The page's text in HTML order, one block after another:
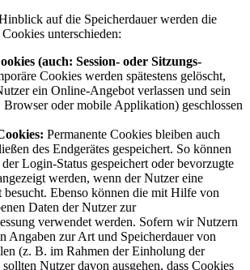
auf die Speicherdauer werden die
unterschieden:
(auch: Session- oder Sitzungs-
Cookies werden spätestens gelöscht,
ein Online-Angebot verlassen und sein
Browser oder mobile Applikation) geschlossen
Permanente Cookies bleiben auch
des Endgerätes gespeichert. So können
Login-Status gespeichert oder bevorzugte
werden, wenn der Nutzer eine
besucht. Ebenso können die mit Hilfe von
Daten der Nutzer zur
verwendet werden. Sofern wir Nutzern
Angaben zur Art und Speicherdauer von
(z. B. im Rahmen der Einholung der
Nutzer davon ausgehen, dass Cookies